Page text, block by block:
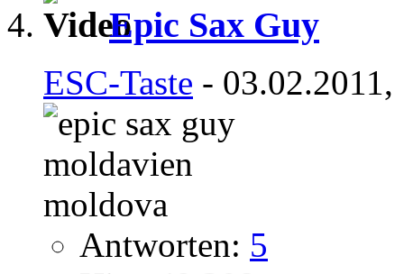
Epic Sax Guy
ESC-Taste -
Antworten: 5